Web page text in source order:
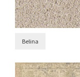
Belina